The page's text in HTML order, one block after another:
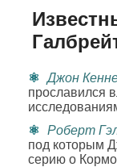
Джон
прославился
Роберт
под которым
серию о